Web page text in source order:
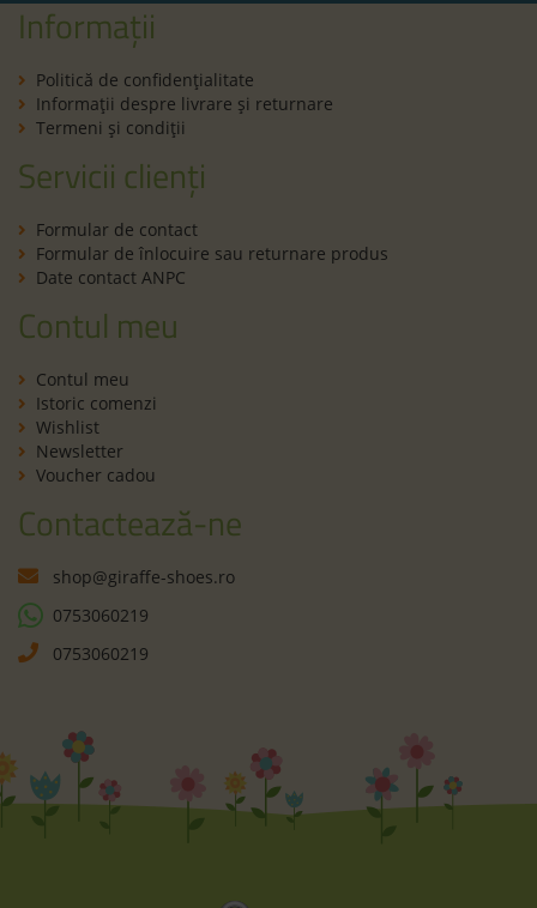
Informații
Politică de confidenţialitate
Informaţii despre livrare și returnare
Termeni şi condiţii
Servicii clienți
Formular de contact
Formular de înlocuire sau returnare produs
Date contact ANPC
Contul meu
Contul meu
Istoric comenzi
Wishlist
Newsletter
Voucher cadou
Contactează-ne
shop@giraffe-shoes.ro
0753060219
0753060219